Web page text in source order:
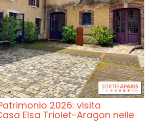
2026: visita
Elsa Triolet-Aragon nelle